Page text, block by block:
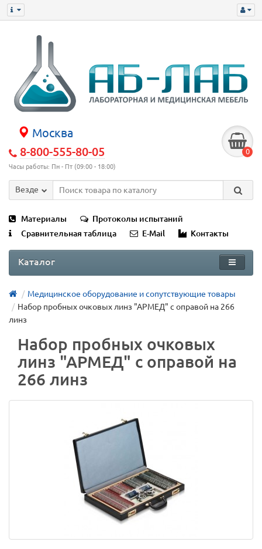
Москва
8-800-555-80-05
Часы работы: Пн - Пт (09:00 - 18:00)
0
Везде
Материалы
Протоколы испытаний
Сравнительная таблица
E-Mail Контакты
Каталог
Медицинское оборудование и сопутствующие товары
Набор пробных очковых линз "АРМЕД" с оправой на 266
линз
Набор пробных очковых
линз "АРМЕД" с оправой на
266 линз